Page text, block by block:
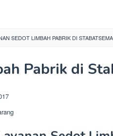
SEDOT LIMBAH PABRIK DI
Pabrik di